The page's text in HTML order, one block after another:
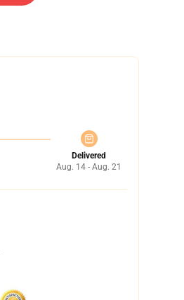
Delivered
Aug. 14 - Aug. 21